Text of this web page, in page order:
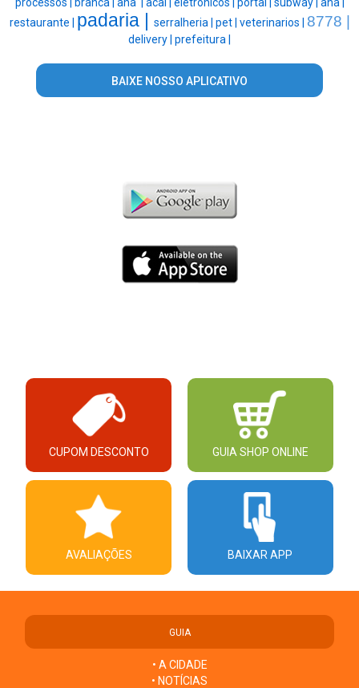
restaurante | padaria | serralheria | pet | veterinarios | 8778 |
delivery | prefeitura |
BAIXE NOSSO APLICATIVO
CUPOM DESCONTO GUIA SHOP ONLINE
AVALIAÇÕES BAIXAR APP
GUIA
• A CIDADE
• NOTÍCIAS